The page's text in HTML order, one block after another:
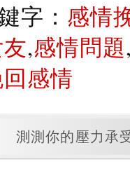
字： 感情
,感情問題
感情
測測你的壓力承